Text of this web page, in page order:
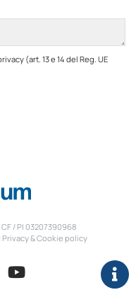
(art. 13 e 14 del Reg. UE
/ PI 03207390968
Privacy & Cookie policy